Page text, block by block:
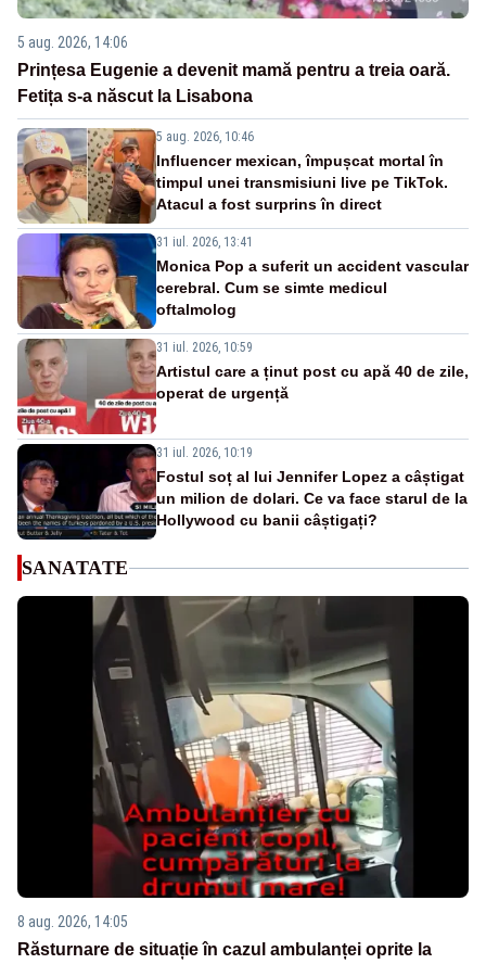
5 aug. 2026, 14:06
Prințesa Eugenie a devenit mamă pentru a treia oară.
Fetița s-a născut la Lisabona
5 aug. 2026, 10:46
Influencer mexican, împușcat mortal în
timpul unei transmisiuni live pe TikTok.
Atacul a fost surprins în direct
31 iul. 2026, 13:41
Monica Pop a suferit un accident vascular
cerebral. Cum se simte medicul
oftalmolog
31 iul. 2026, 10:59
Artistul care a ținut post cu apă 40 de zile,
operat de urgență
31 iul. 2026, 10:19
Fostul soț al lui Jennifer Lopez a câștigat
un milion de dolari. Ce va face starul de la
Hollywood cu banii câștigați?
SANATATE
8 aug. 2026, 14:05
Răsturnare de situație în cazul ambulanței oprite la